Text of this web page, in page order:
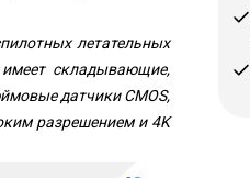
летательных
складывающие,
датчики CMOS,
разрешением и 4K